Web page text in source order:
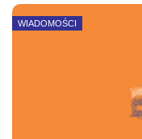
WIADOMOŚCI